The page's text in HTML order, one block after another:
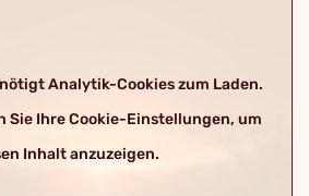
Analytik-Cookies zum Laden.
Sie Ihre Cookie-Einstellungen, um
Inhalt anzuzeigen.